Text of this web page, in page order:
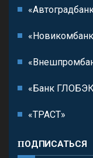
«Банк
«ТРАСТ»
ПОДПИСАТЬСЯ